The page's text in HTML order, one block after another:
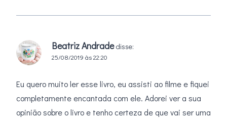
Beatriz Andrade disse:
25/08/2019 às 22:20
Eu quero muito ler esse livro, eu assisti ao filme e fiquei
completamente encantada com ele. Adorei ver a sua
opinião sobre o livro e tenho certeza de que vai ser uma